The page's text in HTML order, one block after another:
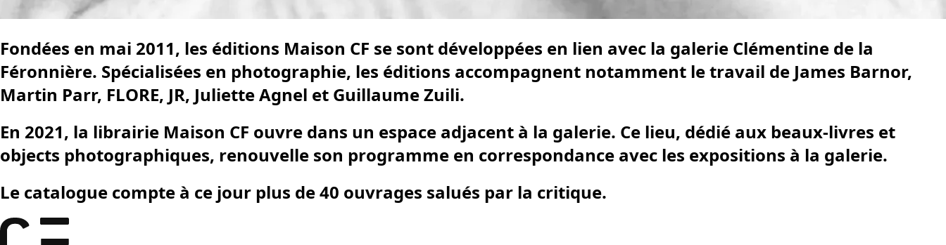
Fondées en mai 2011, les éditions Maison CF se sont développées en lien avec la galerie Clémentine de la
Féronnière. Spécialisées en photographie, les éditions accompagnent notamment le travail de James Barnor,
Martin Parr, FLORE, JR, Juliette Agnel et Guillaume Zuili.
En 2021, la librairie Maison CF ouvre dans un espace adjacent à la galerie. Ce lieu, dédié aux beaux-livres et
objects photographiques, renouvelle son programme en correspondance avec les expositions à la galerie.
Le catalogue compte à ce jour plus de 40 ouvrages salués par la critique.